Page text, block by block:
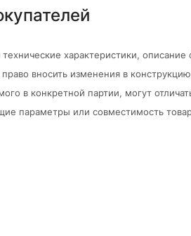
характеристики,
право вносить изменения в
в конкретной партии, могут
параметры или совместимость